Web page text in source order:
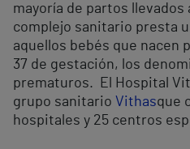
mayoría de partos llevados
complejo sanitario presta
aquellos bebés que nacen
37 de gestación, los
prematuros. El Hospital
grupo sanitario Vithasque
hospitales y 25 centros